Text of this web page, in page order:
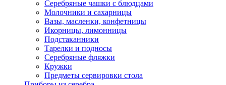
Серебряные чашки с блюдцами
Молочники и сахарницы
Вазы, масленки, конфетницы
Икорницы, лимонницы
Подстаканники
Тарелки и подносы
Серебряные фляжки
Кружки
Предметы сервировки стола